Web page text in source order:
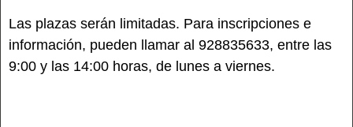
Las plazas serán limitadas. Para inscripciones e
información, pueden llamar al 928835633, entre las
9:00 y las 14:00 horas, de lunes a viernes.